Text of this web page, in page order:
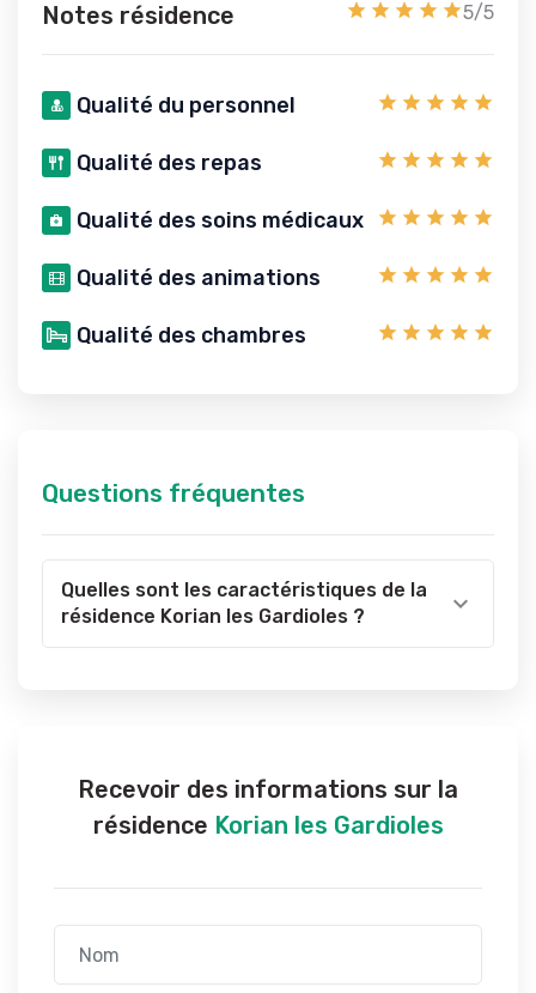
Notes résidence 5/5
Qualité du personnel
Qualité des repas
Qualité des soins médicaux
Qualité des animations
Qualité des chambres
Questions fréquentes
Quelles sont les caractéristiques de la
résidence Korian les Gardioles ?
Recevoir des informations sur la
résidence Korian les Gardioles